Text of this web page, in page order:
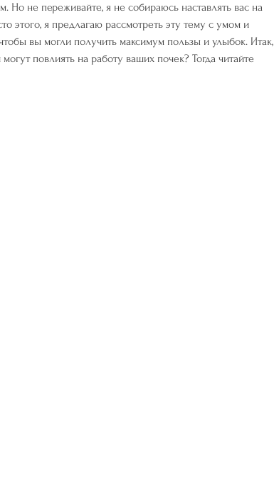
Но не переживайте, я не собираюсь наставлять вас на
этого, я предлагаю рассмотреть эту тему с умом и
вы могли получить максимум пользы и улыбок. Итак,
повлиять на работу ваших почек? Тогда читайте